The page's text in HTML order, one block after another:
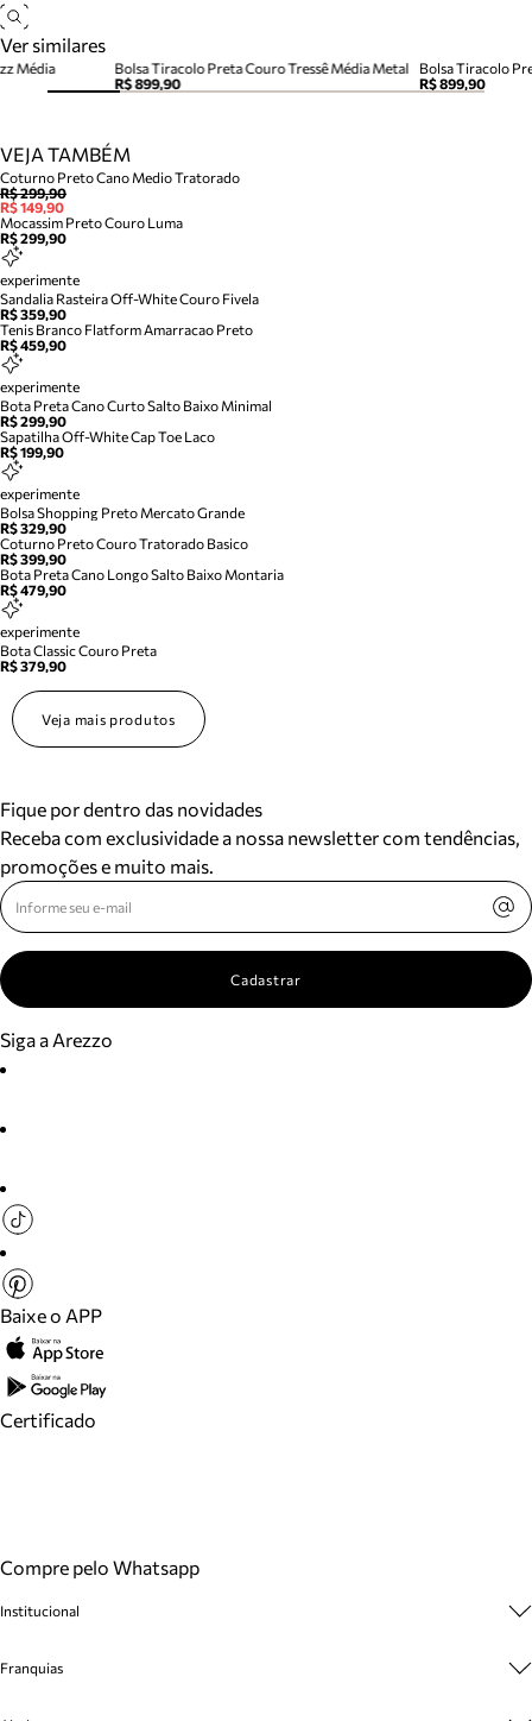
Ver similares
Bolsa Tiracolo Preta Couro Tressê Média Metal
R$ 899,90
Bolsa Tiracolo
R$ 899,90
Média
VEJA TAMBÉM
Coturno Preto Cano Medio Tratorado
R$ 299,90
R$ 149,90
Mocassim Preto Couro Luma
R$ 299,90
experimente
Sandalia Rasteira Off-White Couro Fivela
R$ 359,90
Tenis Branco Flatform Amarracao Preto
R$ 459,90
experimente
Bota Preta Cano Curto Salto Baixo Minimal
R$ 299,90
Sapatilha Off-White Cap Toe Laco
R$ 199,90
experimente
Bolsa Shopping Preto Mercato Grande
R$ 329,90
Coturno Preto Couro Tratorado Basico
R$ 399,90
Bota Preta Cano Longo Salto Baixo Montaria
R$ 479,90
experimente
Bota Classic Couro Preta
R$ 379,90
Veja mais produtos
Fique por dentro das novidades
Receba com exclusividade a nossa newsletter com tendências,
promoções e muito mais.
Cadastrar
Siga a Arezzo
Baixe o APP
Certificado
Compre pelo Whatsapp
Institucional
Cashback
Franquias